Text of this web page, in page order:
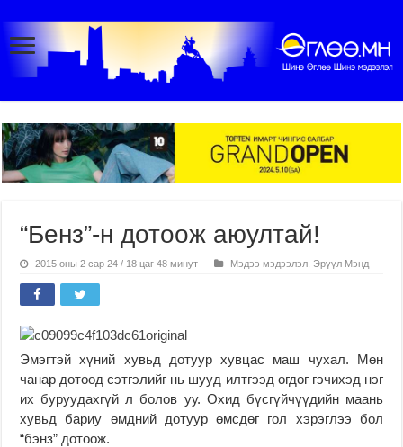
“Бенз”-н дотоож аюултай!
2015 оны 2 сар 24 / 18 цаг 48 минут Мэдээ мэдээлэл Эрүүл Мэнд
Эмэгтэй хүний хувьд дотуур хувцас маш чухал. Мөн
чанар дотоод сэтгэлийг нь шууд илтгээд өгдөг гэчихэд нэг
их буруудахгүй л болов уу. Охид бүсгүйчүүдийн маань
хувьд бариу өмдний дотуур өмсдөг гол хэрэглээ бол
“бэнз” дотоож.